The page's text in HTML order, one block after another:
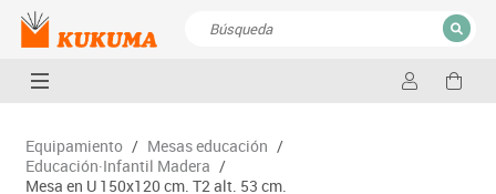
CERRAR
Equipamiento / Mesas educación /
Educación·Infantil Madera /
Mesa en U 150x120 cm. T2 alt. 53 cm.